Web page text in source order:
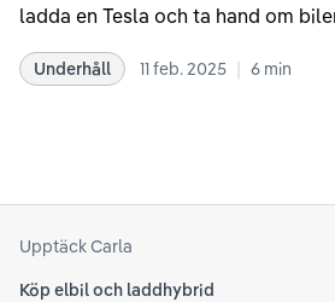
ladda en Tesla och ta hand om
rekommendationer samt våra egna
Underhåll 11 feb. 2025 | 6 min
Upptäck Carla
Köp elbil och laddhybrid